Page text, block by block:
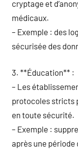
cryptage et
médicaux.
– Exemple : des
sécurisée des
3. **Éducation** :
– Les
protocoles stricts
en toute sécurité.
– Exemple :
après une période